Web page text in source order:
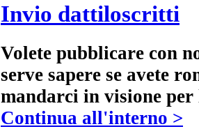
Invio dattiloscritti
Volete pubblicare con
serve sapere se avete
mandarci in visione
Continua all'interno >